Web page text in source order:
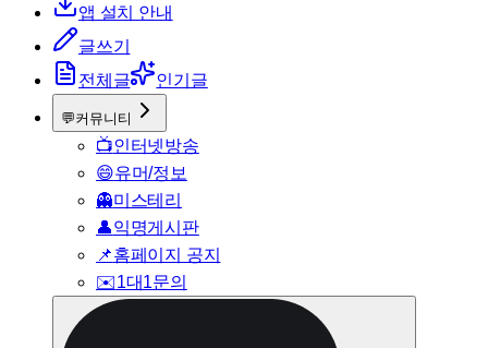
앱 설치 안내
글쓰기
전체글
인기글
💬커뮤니티
📺인터넷방송
😄유머/정보
👻미스테리
👤익명게시판
📌홈페이지 공지
✉️1대1문의